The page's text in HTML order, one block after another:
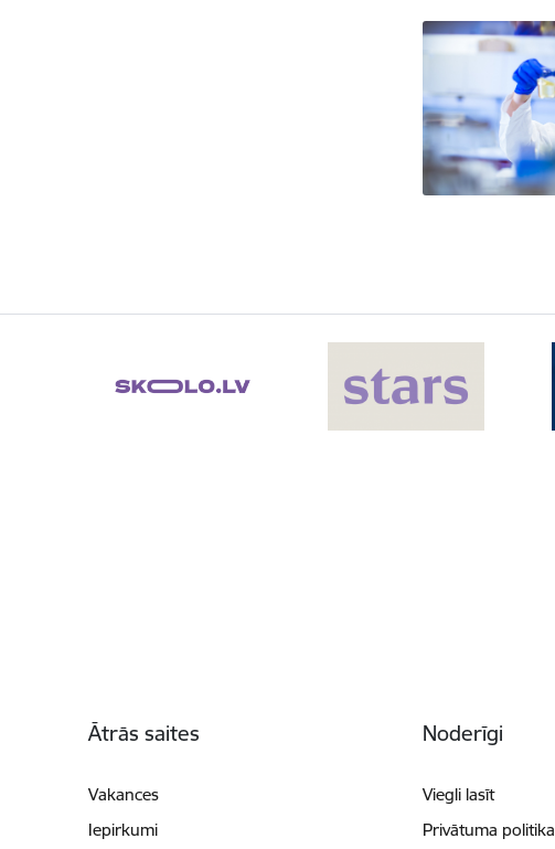
Ātrās saites
Vakances
Iepirkumi
Noderīgi
Viegli lasīt
Privātuma politika